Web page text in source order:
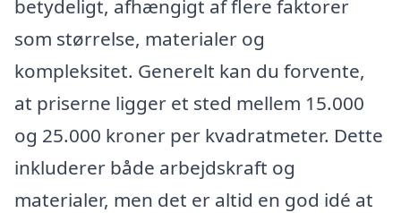
betydeligt, afhængigt af flere faktorer
som størrelse, materialer og
kompleksitet. Generelt kan du forvente,
at priserne ligger et sted mellem 15.000
og 25.000 kroner per kvadratmeter. Dette
inkluderer både arbejdskraft og
materialer, men det er altid en god idé at